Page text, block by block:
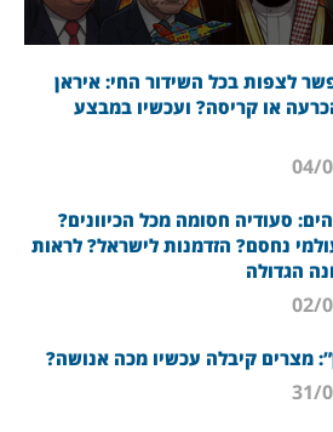
לצפות בכל השידור החי: איראן
או קריסה? ועכשיו במבצע
סעודיה חסומה מכל הכיוונים?
נחסם? הזדמנות לישראל? לראות
הגדולה
מצרים קיבלה עכשיו מכה אנושה?